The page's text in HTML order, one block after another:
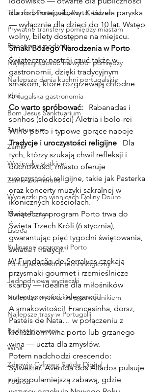
Transfery Portugalia, Porto, Lizbon
Prywatne transfery pomiędzy miastam
Planowanie podróży
Najlepszy sposób na wybór pomiędzy
Najlepsze dania kuchni portugalskie
Portugalska gastronomia
Bom Jesus Sanktuarium
Sanktuarium
Zamki
Wycieczka statkiem
Zamki Guimaraes
Wycieczki po winnicach Doliny Douro
Miasto Portos
Lisboa
Kulinarne przysmaki Porto
Portugalski sektor technologiczny
Jednodniowe wycieczki
Najlepsze wycieczki z przewodnikiem
Najlepsze trasy w Portugalii
Podróż prywatna
Wina
Zdrowie Cyfrowe Saúde Digital
Podróż
dla rodzinnej zabawy. Karuzela paryska
— wyłącznie dla dzieci do 10 lat. Wstęp
wolny, bilety dostępne na miejscu.
Smaki Bożego Narodzenia w Porto
Świąteczny nastrój czuć także w
gastronomii, dzięki tradycyjnym
smakom, które rozgrzewają chłodne
dni.
Co warto spróbować: Rabanadas i
sonhos (słodkości) Aletria i bolo-rei
Wino porto i typowe gorące napoje
Tradycje i uroczystości religijne Dla
tych, którzy szukają chwil refleksji i
duchowości, miasto oferuje
uroczystości religijne, takie jak Pasterka
oraz koncerty muzyki sakralnej w
ikonicznych kościołach.
Świąteczny program Porto trwa do
Święta Trzech Króli (6 stycznia),
gwarantując pięć tygodni świętowania,
światła i tradycji.
W Fundação de Serralves czekają
przysmaki gourmet i rzemieślnicze
skarby — idealne dla miłośników
autentyczności i elegancji.
A smakowitości! Francesinha, dorsz,
Pastéis de Nata… w połączeniu z
kieliszkiem wina porto lub grzanego
wina — uczta dla zmysłów.
Potem nadchodzi crescendo:
Sylwester. Avenida dos Aliados pulsuje
najpopularniejszą zabawą, gdzie